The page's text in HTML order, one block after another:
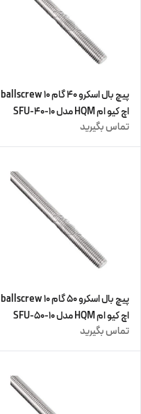
پیچ بال اسکرو 40 گام 10 ballscrew
اچ کیو ام HQM مدل SFU-40-10
(زنگار دارد) (اورجینال وارداتی)
تماس بگیرید
پیچ بال اسکرو 50 گام 10 ballscrew
اچ کیو ام HQM مدل SFU-50-10
(زنگار دارد) (اورجینال وارداتی)
تماس بگیرید